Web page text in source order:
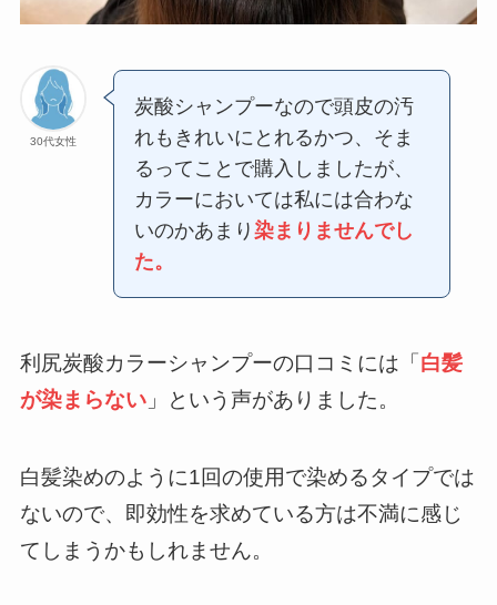
30代女性
炭酸シャンプーなので頭皮の汚
れもきれいにとれるかつ、そま
るってことで購入しましたが、
カラーにおいては私には合わな
いのかあまり 染まりませんでし
た。
利尻炭酸カラーシャンプーの口コミには「白髪
が染まらない」という声がありました。
白髪染めのように1回の使用で染めるタイプでは
ないので、即効性を求めている方は不満に感じ
てしまうかもしれません。